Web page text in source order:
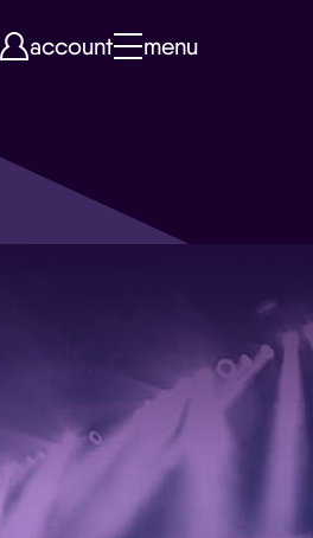
account menu